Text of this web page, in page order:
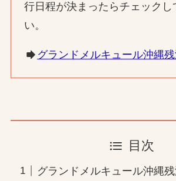
行日程が決まったらチェックし
い。
グランドメルキュール沖縄
目次
グランドメルキュール沖縄